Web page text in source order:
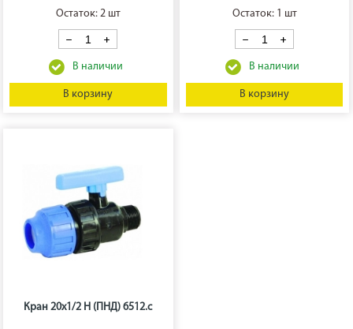
Остаток: 2 шт
В корзину
Остаток: 1 шт
В корзину
Кран 20х1/2 Н (ПНД) 6512.с